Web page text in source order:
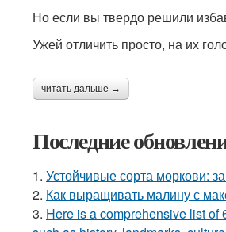
Но если вы твердо решили
Ужей отличить просто, на их
читать дальше →
Последние
1. Устойчивые сорта моркови:
2. Как выращивать малину с
3. Here is a comprehensive list